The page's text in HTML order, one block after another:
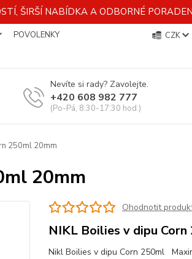
ŠIRŠÍ NABÍDKA A ODBORNÉ
POVOLENKY
CZK
Nevíte si rady? Zavolejte.
+420 608 982 777
(Po-Pá, 8:30-17:30 hod.)
250ml 20mm
20mm
Ohodnotit
NIKL Boilies v dipu
Nikl Boilies v dipu Corn 250ml